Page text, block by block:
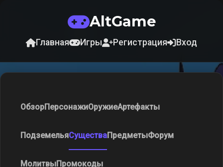
AltGame
Главная Игры Регистрация Вход
ОбзорПерсонажиОружиеАртефакты
ПодземельяСуществаПредметыФорум
МолитвыПромокоды